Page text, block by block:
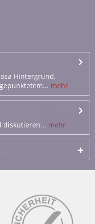
Hintergrund,
mehr
diskutieren... mehr